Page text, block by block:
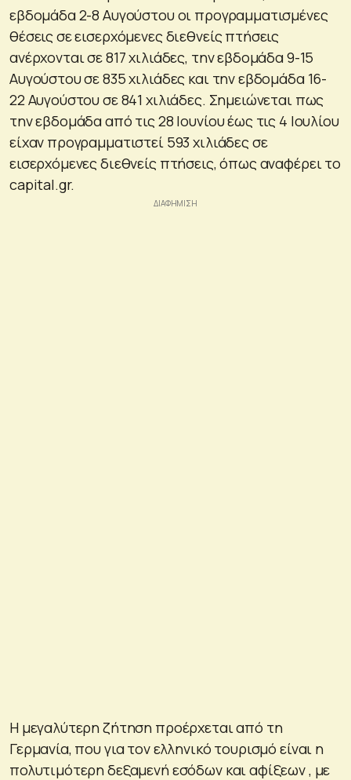
εβδομάδα 2-8 Αυγούστου οι προγραμματισμένες
θέσεις σε εισερχόμενες διεθνείς πτήσεις
ανέρχονται σε 817 χιλιάδες, την εβδομάδα 9-15
Αυγούστου σε 835 χιλιάδες και την εβδομάδα 16-
22 Αυγούστου σε 841 χιλιάδες. Σημειώνεται πως
την εβδομάδα από τις 28 Ιουνίου έως τις 4 Ιουλίου
είχαν προγραμματιστεί 593 χιλιάδες σε
εισερχόμενες διεθνείς πτήσεις, όπως αναφέρει το
capital.gr.
Η μεγαλύτερη ζήτηση προέρχεται από τη
Γερμανία, που για τον ελληνικό τουρισμό είναι η
πολυτιμότερη δεξαμενή εσόδων και αφίξεων , με